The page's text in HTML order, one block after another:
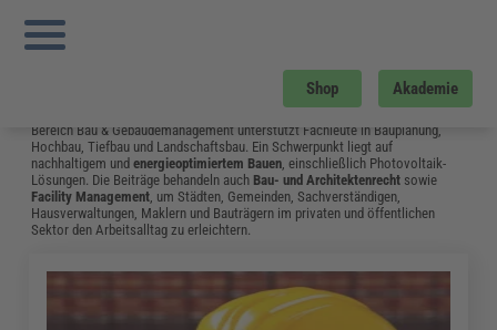
Shop Akademie
Sie sind hier:
DIN 18532 „abdichtung von Befahrenen Verkehrsflächen Aus Beton“ Erschienen
Seite 16
Bau und Gebäudemanagement
Bereich Bau & Gebäudemanagement unterstützt Fachleute in Bauplanung,
Hochbau, Tiefbau und Landschaftsbau. Ein Schwerpunkt liegt auf
nachhaltigem undenergieoptimiertem Bauen, einschließlich Photovoltaik-
Lösungen. Die Beiträge behandeln auch Bau- und Architektenrecht sowie
Facility Management, um Städten, Gemeinden, Sachverständigen,
Hausverwaltungen, Maklern und Bauträgern im privaten und öffentlichen
Sektor den Arbeitsalltag zu erleichtern.